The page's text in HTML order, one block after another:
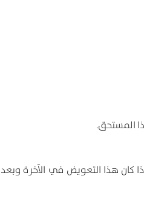
كان هذا التعويض في الآخرة وبعد